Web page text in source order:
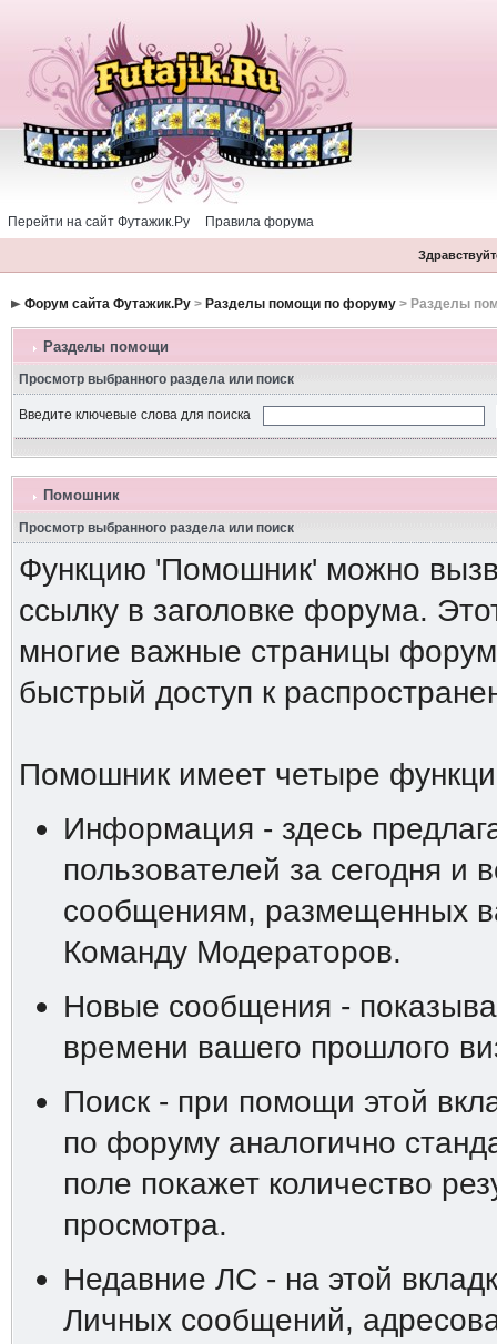
Перейти на сайт Футажик.Ру Правила форума
Форум сайта Футажик.Ру> Разделы помощи по форуму> Разделы
Разделы помощи
Просмотр выбранного раздела или поиск
Введите ключевые слова для поиска
Помошник
Просмотр выбранного раздела или поиск
Функцию 'Помошник' можно
ссылку в заголовке форума.
многие важные страницы
быстрый доступ к
Помошник имеет четыре
Информация - здесь
пользователей за сегодня
сообщениям, размещенных
Команду Модераторов.
Новые сообщения -
времени вашего прошлого
Поиск - при помощи этой
по форуму аналогично
поле покажет количество
просмотра.
Недавние ЛС - на этой
Личных сообщений,